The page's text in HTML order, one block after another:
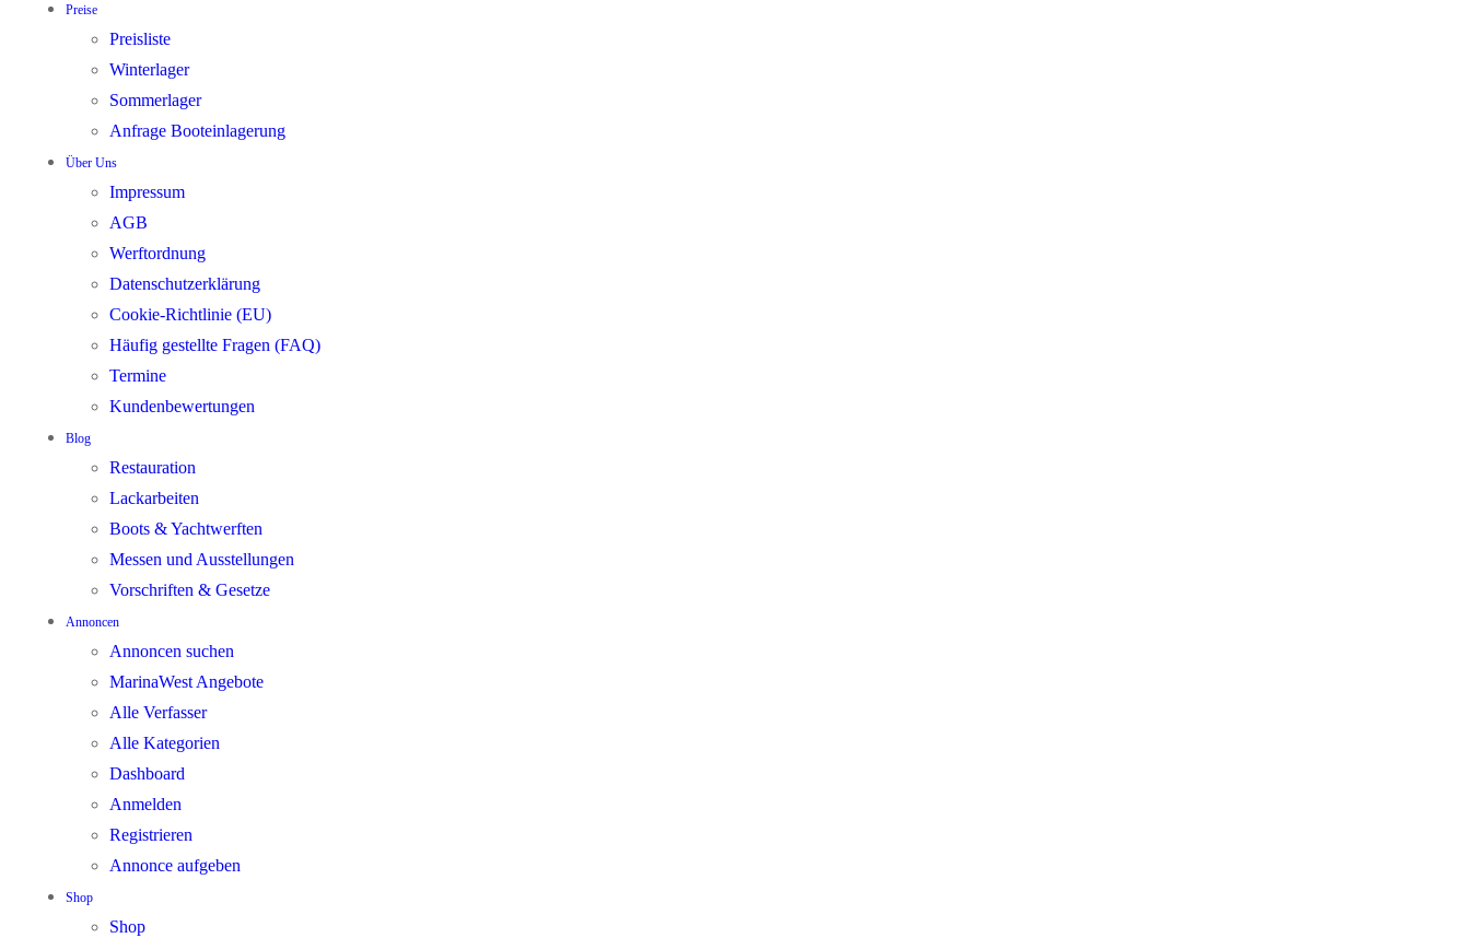
Preise
Preisliste
Winterlager
Sommerlager
Anfrage Booteinlagerung
Über Uns
Impressum
AGB
Werftordnung
Datenschutzerklärung
Cookie-Richtlinie (EU)
Häufig gestellte Fragen (FAQ)
Termine
Kundenbewertungen
Blog
Restauration
Lackarbeiten
Boots & Yachtwerften
Messen und Ausstellungen
Vorschriften & Gesetze
Annoncen
Annoncen suchen
MarinaWest Angebote
Alle Verfasser
Alle Kategorien
Dashboard
Anmelden
Registrieren
Annonce aufgeben
Shop
Shop